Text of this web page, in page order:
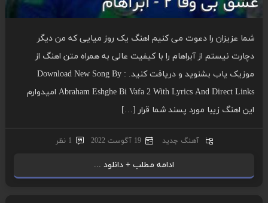
شما عزیزان را دعوت می کنیم اهنگ یک روز میایی که من دیگر
دچارت نیستم از آبراهام را با کیفیت عالی به همراه متن اهنگ از
موزیک یاب بشنوید و دریافت کنید. Download New Song By :
Abraham Eshghe Bi Vafa 2 With Lyrics And Direct Links امیدوارم
این اهنگ زیبا مورد پسند شما قرار […]
آهنگ جدید 19 آگوست 2022 1 نظر
ادامه مطلب + دانلود ...